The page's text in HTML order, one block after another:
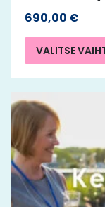
690,00 €
VALITSE